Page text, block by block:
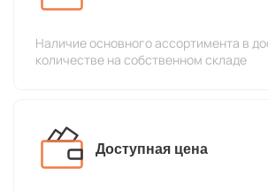
Наличие основного ассортимента в
количестве на собственном складе
Доступная цена